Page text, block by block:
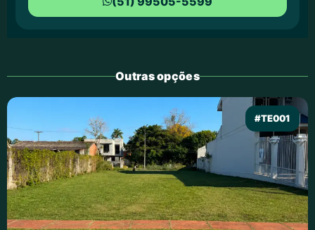
Outras opções
#TE001